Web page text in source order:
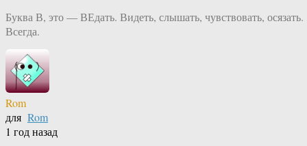
Буква В, это — ВЕдать. Видеть, слышать, чувствовать, осязать.
Всегда.
Rom
для Rom
1 год назад